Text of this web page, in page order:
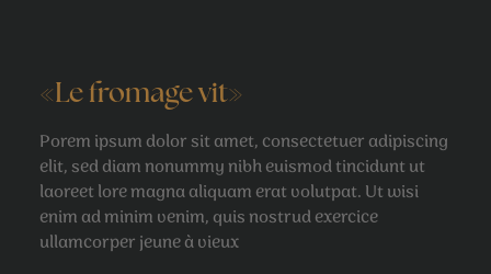
«Le fromage vit»
Porem ipsum dolor sit amet, consectetuer adipiscing
elit, sed diam nonummy nibh euismod tincidunt ut
laoreet lore magna aliquam erat volutpat. Ut wisi
enim ad minim venim, quis nostrud exercice
ullamcorper jeune à vieux